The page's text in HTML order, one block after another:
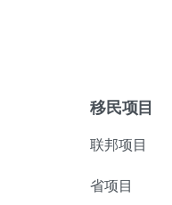
移民项目
联邦项目
省项目